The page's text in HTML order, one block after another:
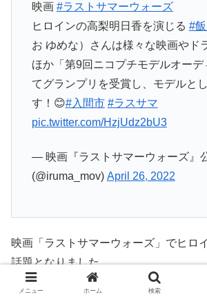
映画 #ラストサマーウォーズ
ヒロインの高梨明日香を演じる #
お ゆめな）さんは様々な映画やド
ほか「第9回ニコプチモデルオーデ
てグランプリを受賞し、モデルと
す！😊#入間市 #ラスサマ
pic.twitter.com/HzjUdz2bU3
— 映画『ラストサマーウォーズ』
(@iruma_mov) April 26, 2022
映画「ラストサマーウォーズ」でヒロ
話題となりました。
メニュー ホーム 検索